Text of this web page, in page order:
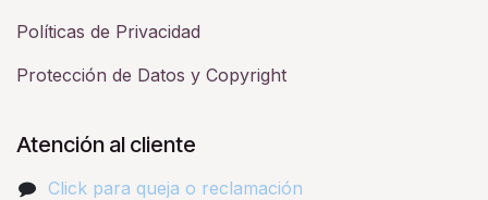
Políticas de Privacidad
Protección de Datos y Copyright
Atención al cliente
Click para queja o reclamación​